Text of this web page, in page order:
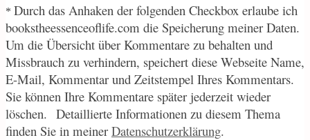
* Durch das Anhaken der folgenden Checkbox erlaube ich
bookstheessenceoflife.com die Speicherung meiner Daten.
Um die Übersicht über Kommentare zu behalten und
Missbrauch zu verhindern, speichert diese Webseite Name,
E-Mail, Kommentar und Zeitstempel Ihres Kommentars.
Sie können Ihre Kommentare später jederzeit wieder
löschen. Detaillierte Informationen zu diesem Thema
finden Sie in meiner Datenschutzerklärung.